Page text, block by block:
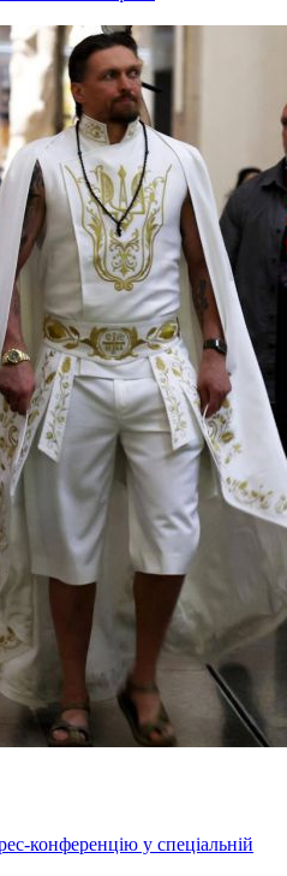
конференцію у спеціальній